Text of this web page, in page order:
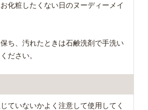
化粧したくない日のヌーディーメイ
ち、汚れたときは石鹸洗剤で手洗い
ださい。
ていないかよく注意して使用してく